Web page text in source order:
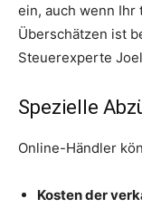
ein, auch wenn
Überschätzen ist
Steuerexperte
Spezielle
Online-Händler
Kosten der